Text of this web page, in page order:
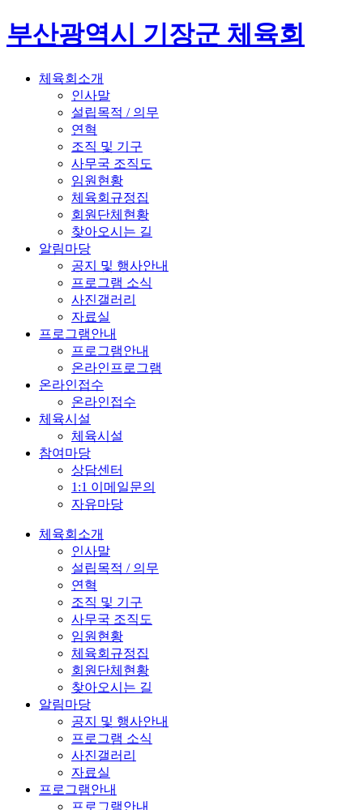
부산광역시 기장군 체육회
체육회소개
인사말
설립목적 / 의무
연혁
조직 및 기구
사무국 조직도
임원현황
체육회규정집
회원단체현황
찾아오시는 길
알림마당
공지 및 행사안내
프로그램 소식
사진갤러리
자료실
프로그램안내
프로그램안내
온라인프로그램
온라인접수
온라인접수
체육시설
체육시설
참여마당
상담센터
1:1 이메일문의
자유마당
체육회소개
인사말
설립목적 / 의무
연혁
조직 및 기구
사무국 조직도
임원현황
체육회규정집
회원단체현황
찾아오시는 길
알림마당
공지 및 행사안내
프로그램 소식
사진갤러리
자료실
프로그램안내
프로그램안내